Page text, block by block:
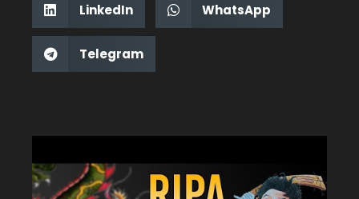
LinkedIn WhatsApp
Telegram